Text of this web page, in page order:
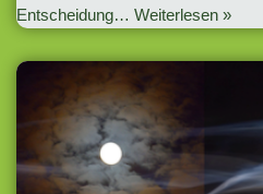
Entscheidung… Weiterlesen »